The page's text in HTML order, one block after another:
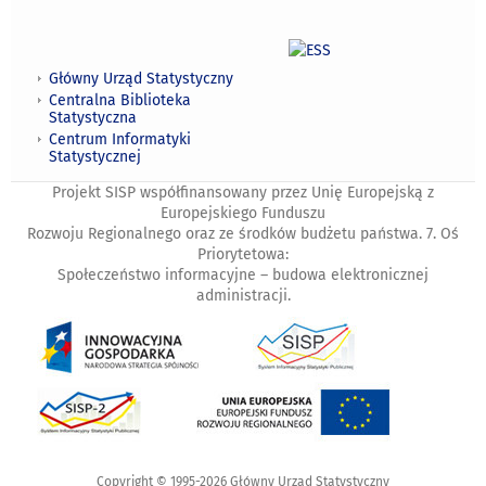
Główny Urząd Statystyczny
Centralna Biblioteka
Statystyczna
Centrum Informatyki
Statystycznej
Projekt SISP współfinansowany przez Unię Europejską z
Europejskiego Funduszu
Rozwoju Regionalnego oraz ze środków budżetu państwa. 7. Oś
Priorytetowa:
Społeczeństwo informacyjne – budowa elektronicznej
administracji.
Copyright © 1995-2026 Główny Urząd Statystyczny